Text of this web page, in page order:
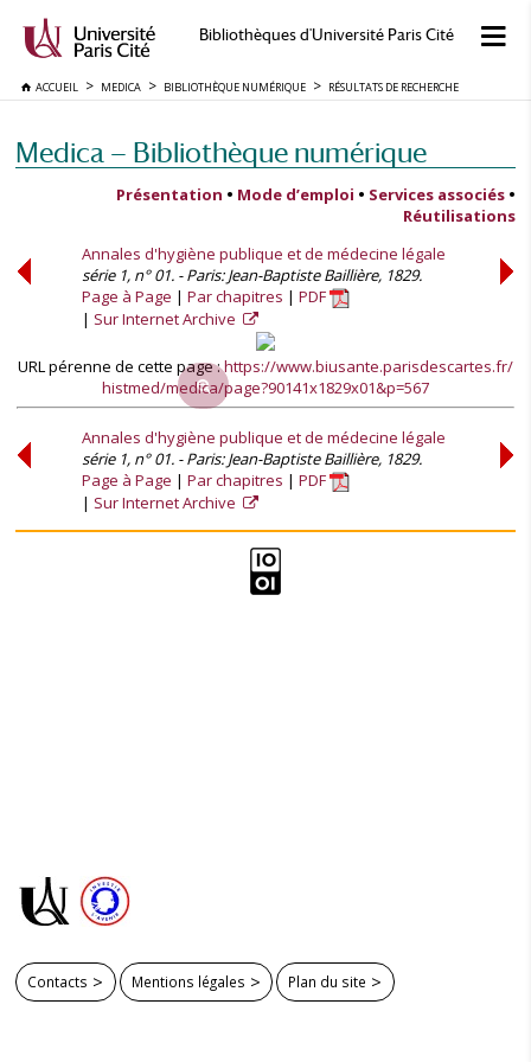
Bibliothèques d'Université Paris Cité
ACCUEIL MEDICA BIBLIOTHÈQUE NUMÉRIQUE RÉSULTATS DE RECHERCHE
Medica — Bibliothèque numérique
Présentation • Mode d’emploi • Services associés •
Réutilisations
Annales d'hygiène publique et de médecine légale
série 1, n° 01. - Paris: Jean-Baptiste Baillière, 1829.
Page à Page
Par chapitres
PDF
Sur Internet Archive
URL pérenne de cette page :https://www.biusante.parisdescartes.fr/
histmed/medica/page?90141x1829x01&p=567
Annales d'hygiène publique et de médecine légale
série 1, n° 01. - Paris: Jean-Baptiste Baillière, 1829.
Page à Page
Par chapitres
PDF
Sur Internet Archive
Contacts Mentions légales Plan du site